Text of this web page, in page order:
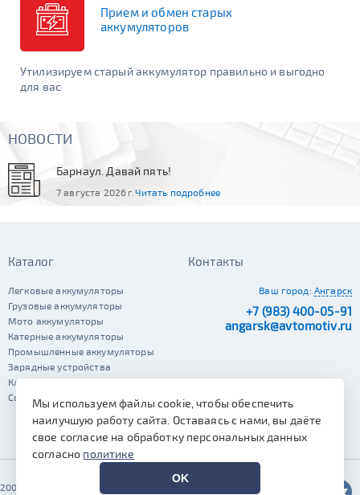
Прием и обмен старых
аккумуляторов
Утилизируем старый аккумулятор правильно и выгодно
для вас
НОВОСТИ
Барнаул. Давай пять!
7 августа 2026 г. Читать подробнее
Каталог
Легковые аккумуляторы
Грузовые аккумуляторы
Мото аккумуляторы
Катерные аккумуляторы
Промышленные аккумуляторы
Зарядные устройства
Клеммы
Сопутствующие автотовары
Контакты
Ваш город: Ангарск
+7 (983) 400-05-91
angarsk@avtomotiv.ru
2002–2026 © Автомотив
Мы используем файлы cookie, чтобы обеспечить
наилучшую работу сайта. Оставаясь с нами, вы даёте
свое согласие на обработку персональных данных
согласно политике
OK